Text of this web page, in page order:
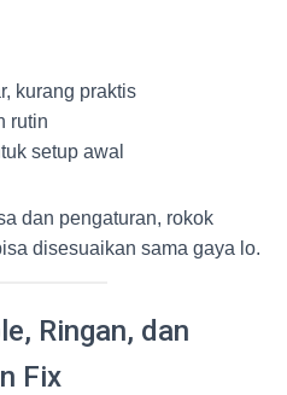
kurang praktis
rutin
setup awal
dan pengaturan, rokok
disesuaikan sama gaya lo.
Ringan, dan
Fix